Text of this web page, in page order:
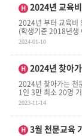
H 2024년 교육
2024년 부터 교육
(학생기준 2018년생
2024-01-10
H
인기글
2024년 찾아
2024년 찾아가는 천
1인 3만 최소 20명
2023-11-14
H
인기글
3월 천문교육